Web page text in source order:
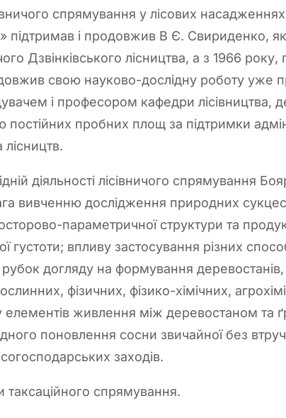
спрямування у лісових
підтримав і продовжив В Є. Свириденко,
Дзвінківського лісництва, а з 1966 року,
свою науково-дослідну роботу уже
і професором кафедри лісівництва,
пробних площ за підтримки
лісництв.
діяльності лісівничого спрямування
вивченню дослідження природних
параметричної структури та
густоти; впливу застосування різних
догляду на формування деревостанів,
фізичних, фізико-хімічних,
елементів живлення між деревостаном та
поновлення сосни звичайної без
заходів.
таксаційного спрямування.